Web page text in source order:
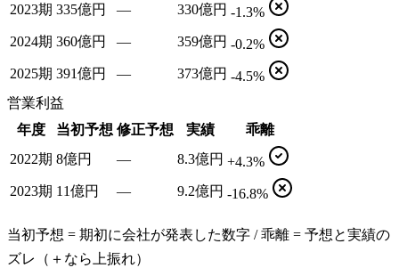
2023期 335億円 — 330億円 -1.3%
2024期 360億円 — 359億円 -0.2%
2025期 391億円 — 373億円 -4.5%
営業利益
年度
当初予想 修正予想 実績
乖離
2022期 8億円 — 8.3億円 +4.3%
2023期 11億円 — 9.2億円 -16.8%
当初予想 = 期初に会社が発表した数字 / 乖離 = 予想と実績の
ズレ（＋なら上振れ）